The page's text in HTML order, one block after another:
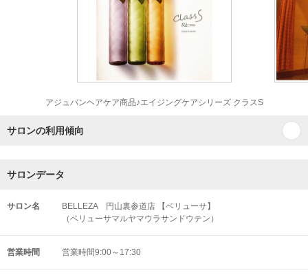
アジュバンヘアケア商品♪エイジングケアシリーズ クラスS
サロンの利用傾向
サロンデータ
サロン名
BELLEZA 円山裏参道店 【ベリューサ】
（ベリューサマルヤマウラサンドウテン）
営業時間 営業時間9:00～17:30